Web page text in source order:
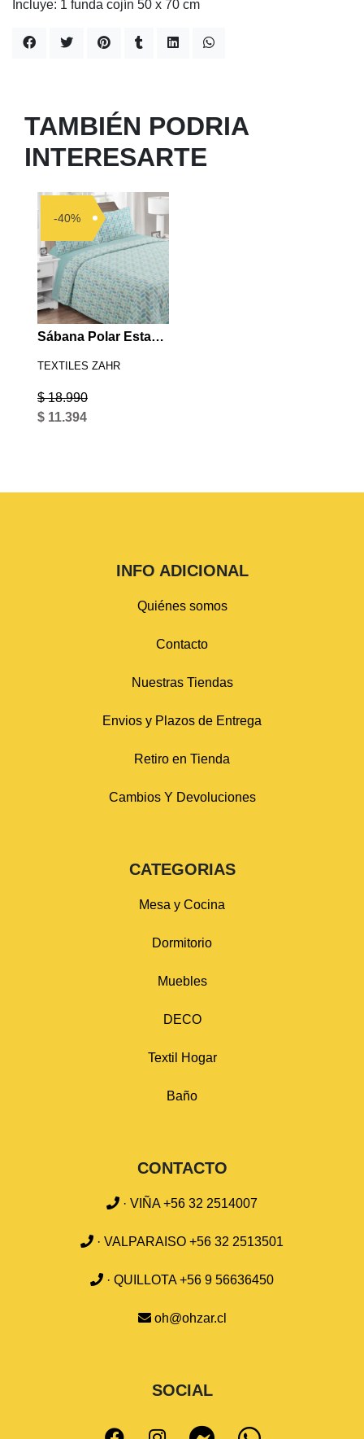
Incluye: 1 funda cojín 50 x 70 cm
TAMBIÉN PODRIA
INTERESARTE
-40%
Sábana Polar Estampada Turquesa 1 Plaza
TEXTILES ZAHR
$ 18.990
$ 11.394
INFO ADICIONAL
Quiénes somos
Contacto
Nuestras Tiendas
Envios y Plazos de Entrega
Retiro en Tienda
Cambios Y Devoluciones
CATEGORIAS
Mesa y Cocina
Dormitorio
Muebles
DECO
Textil Hogar
Baño
CONTACTO
· VIÑA +56 32 2514007
· VALPARAISO +56 32 2513501
· QUILLOTA +56 9 56636450
oh@ohzar.cl
SOCIAL